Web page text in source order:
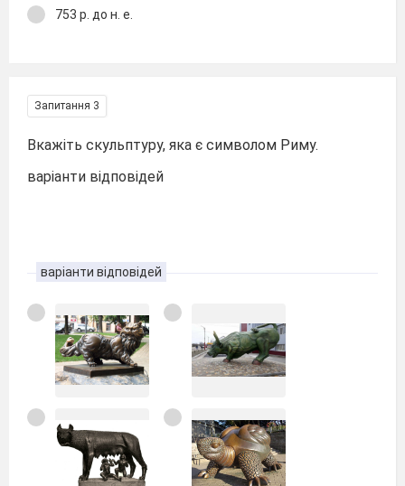
753 р. до н. е.
Запитання 3
Вкажіть скульптуру, яка є символом Риму.
варіанти відповідей
варіанти відповідей